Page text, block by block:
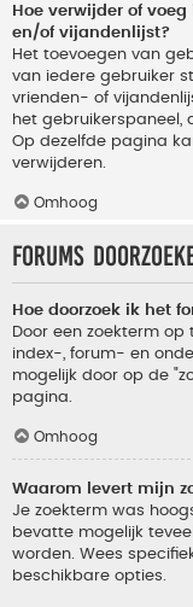
Hoe verwijder of
en/of vijandenlijst?
Het toevoegen van
van iedere gebruiker
vrienden- of
het gebruikerspaneel,
Op dezelfde pagina
verwijderen.
Omhoog
Forums
Hoe doorzoek ik het
Door een zoekterm op
index-, forum- en
mogelijk door op de
pagina.
Omhoog
Waarom levert mijn
Je zoekterm was
bevatte mogelijk
worden. Wees
beschikbare opties.